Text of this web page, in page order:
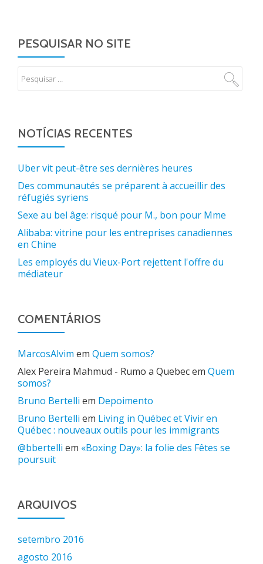
PESQUISAR NO SITE
NOTÍCIAS RECENTES
Uber vit peut-être ses dernières heures
Des communautés se préparent à accueillir des
réfugiés syriens
Sexe au bel âge: risqué pour M., bon pour Mme
Alibaba: vitrine pour les entreprises canadiennes
en Chine
Les employés du Vieux-Port rejettent l'offre du
médiateur
COMENTÁRIOS
MarcosAlvim em Quem somos?
Alex Pereira Mahmud - Rumo a Quebecem Quem
somos?
Bruno Bertelli em Depoimento
Bruno Bertelli em Living in Québec et Vivir en
Québec : nouveaux outils pour les immigrants
@bbertelli em «Boxing Day»: la folie des Fêtes se
poursuit
ARQUIVOS
setembro 2016
agosto 2016